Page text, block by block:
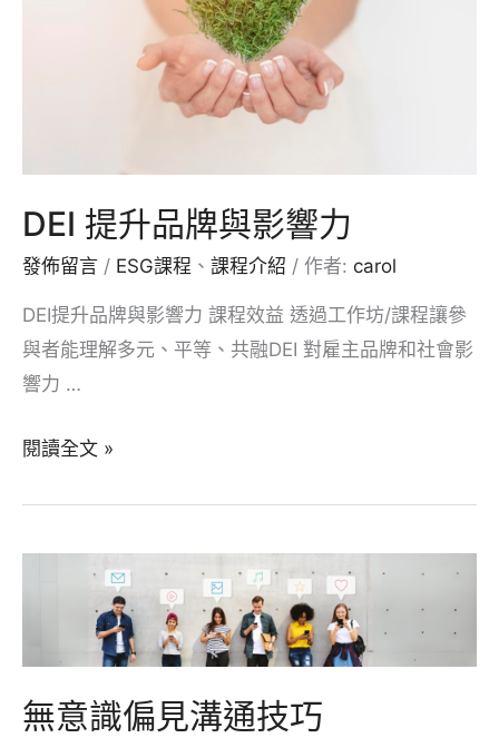
DEI 提升品牌與影響力
發佈留言 / ESG課程 、 課程介紹 / 作者: carol
DEI提升品牌與影響力 課程效益 透過工作坊/課程讓參
與者能理解多元、平等、共融DEI 對雇主品牌和社會影
響力 …
DEI
品
力
閱讀全文 »
無意識偏見溝通技巧